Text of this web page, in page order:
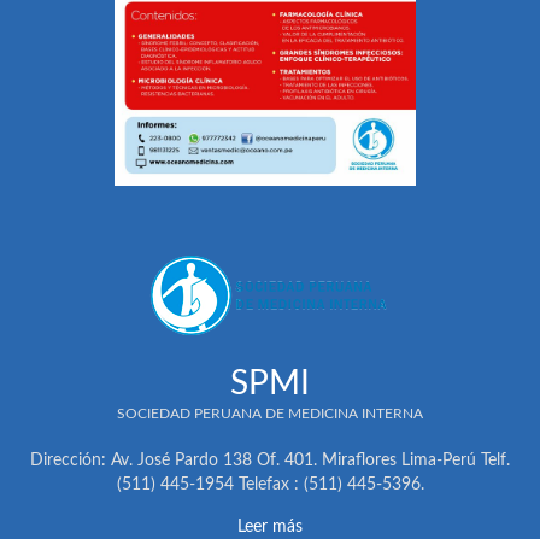
SPMI
SOCIEDAD PERUANA DE MEDICINA INTERNA
Dirección: Av. José Pardo 138 Of. 401. Miraflores Lima-Perú Telf.
(511) 445-1954 Telefax : (511) 445-5396.
Leer más